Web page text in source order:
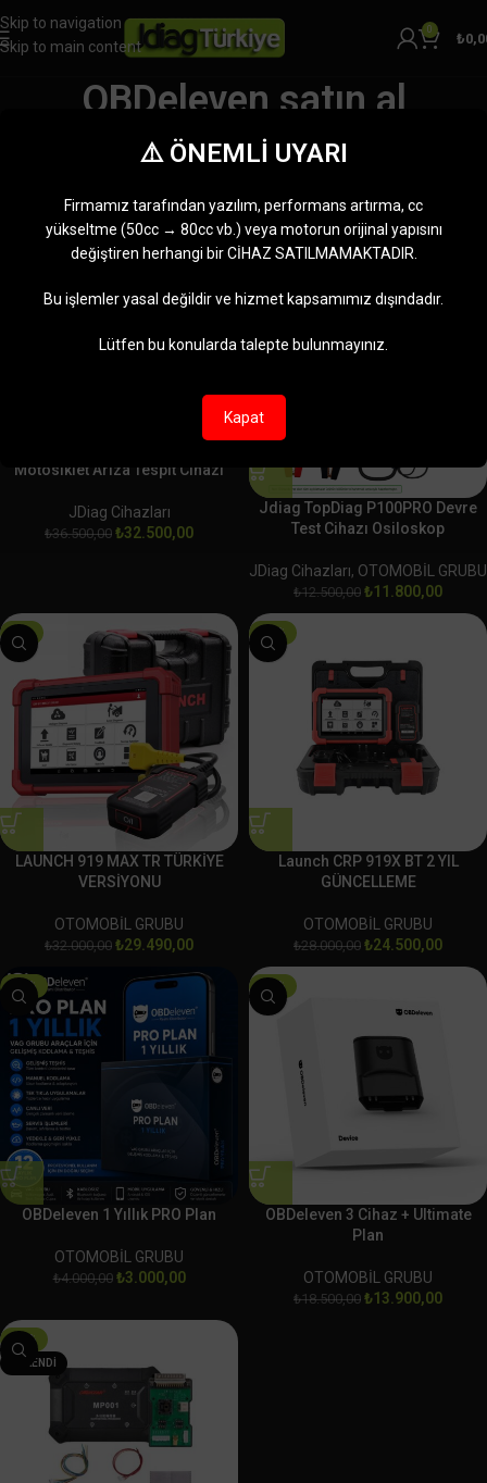
Skip to navigation
Skip to main content
0
₺
OBDeleven satın al
Ürünler “OBDeleven satın al” olarak etiketlendi
Kenar çubuğunu göster
Motosiklet Arıza Tespit Cihazı
JDiag Cihazları
₺36.500,00 ₺32.500,00
Jdiag TopDiag P100PRO Devre
Test Cihazı Osiloskop
JDiag Cihazları, OTOMOBİL GRUBU
₺12.500,00 ₺11.800,00
-8%
LAUNCH 919 MAX TR TÜRKİYE
VERSİYONU
OTOMOBİL GRUBU
₺32.000,00 ₺29.490,00
-13%
Launch CRP 919X BT 2 YIL
GÜNCELLEME
OTOMOBİL GRUBU
₺28.000,00 ₺24.500,00
-25%
OBDeleven 1 Yıllık PRO Plan
OTOMOBİL GRUBU
₺4.000,00 ₺3.000,00
-25%
OBDeleven 3 Cihaz + Ultimate
Plan
OTOMOBİL GRUBU
₺18.500,00 ₺13.900,00
-10%
TÜKENDI
⚠️ ÖNEMLİ UYARI
Firmamız tarafından yazılım, performans artırma, cc
yükseltme (50cc → 80cc vb.) veya motorun orijinal yapısını
değiştiren herhangi bir CİHAZ SATILMAMAKTADIR.
Bu işlemler yasal değildir ve hizmet kapsamımız dışındadır.
Lütfen bu konularda talepte bulunmayınız.
Kapat